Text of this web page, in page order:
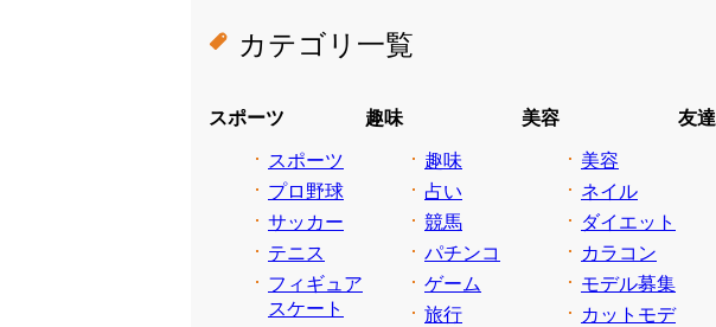
カテゴリ一覧
スポーツ
スポーツ
プロ野球
サッカー
テニス
フィギュア
スケート
趣味
趣味
占い
競馬
パチンコ
ゲーム
旅行
美容
美容
ネイル
ダイエット
カラコン
モデル募集
カットモデ
友達